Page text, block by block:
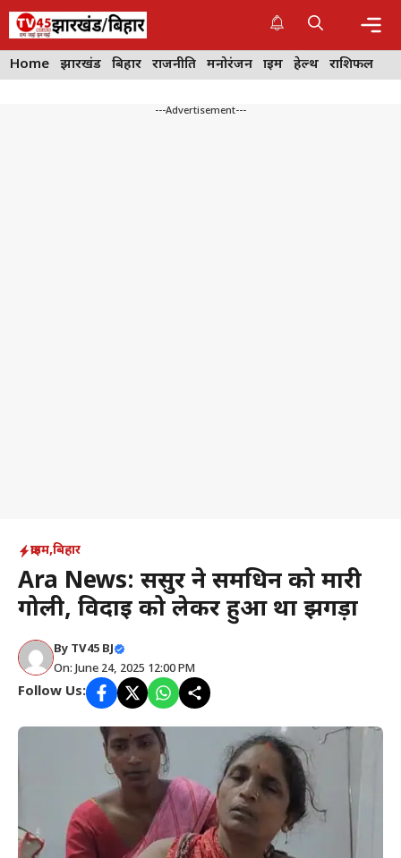
Skip
content
Home झारखंड बिहार राजनीति मनोरंजन क्राइम हेल्थ राशिफल
---Advertisement---
क्राइम,बिहार
Ara News: ससुर ने समधिन को मारी
गोली, विदाई को लेकर हुआ था झगड़ा
By TV45 BJ
On: June 24, 2025 12:00 PM
Follow Us: